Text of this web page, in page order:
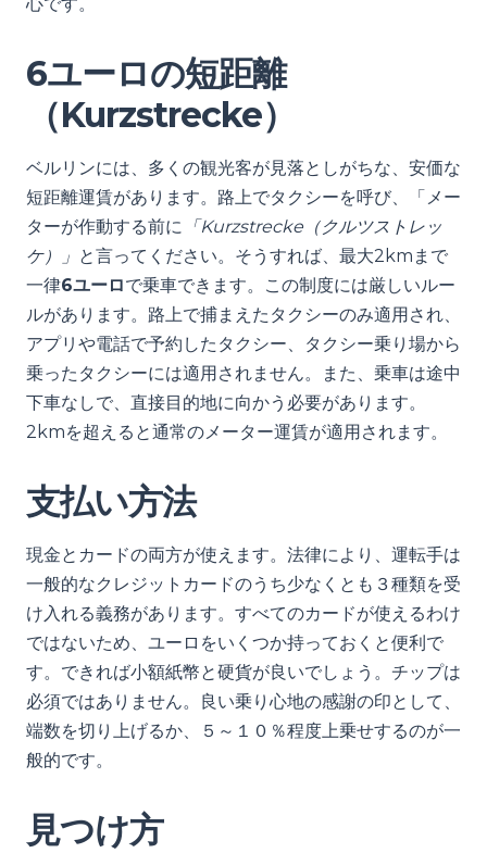
6ユーロの短距離
（Kurzstrecke）
ベルリンには、多くの観光客が見落としがちな、安価な
短距離運賃があります。路上でタクシーを呼び、「メー
ターが作動する前に 「Kurzstrecke（クルツストレッ
ケ）」 と言ってください。そうすれば、最大2kmまで
一律6ユーロで乗車できます。この制度には厳しいルー
ルがあります。路上で捕まえたタクシーのみ適用され、
アプリや電話で予約したタクシー、タクシー乗り場から
乗ったタクシーには適用されません。また、乗車は途中
下車なしで、直接目的地に向かう必要があります。
2kmを超えると通常のメーター運賃が適用されます。
支払い方法
現金とカードの両方が使えます。法律により、運転手は
一般的なクレジットカードのうち少なくとも３種類を受
け入れる義務があります。すべてのカードが使えるわけ
ではないため、ユーロをいくつか持っておくと便利で
す。できれば小額紙幣と硬貨が良いでしょう。チップは
必須ではありません。良い乗り心地の感謝の印として、
端数を切り上げるか、５～１０％程度上乗せするのが一
般的です。
見つけ方